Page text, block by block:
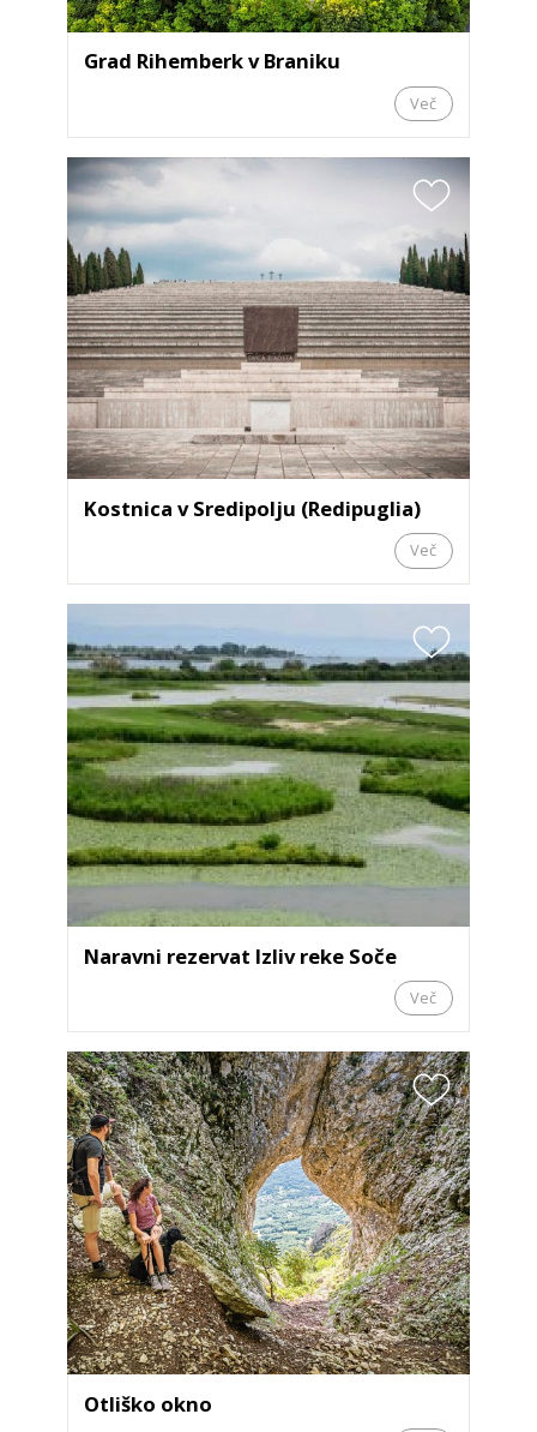
Grad Rihemberk v Braniku
Več
Kostnica v Sredipolju (Redipuglia)
Več
Naravni rezervat Izliv reke Soče
Več
Otliško okno